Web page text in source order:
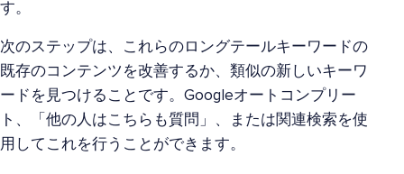
す。
次のステップは、これらのロングテールキーワードの
既存のコンテンツを改善するか、類似の新しいキーワ
ードを見つけることです。Googleオートコンプリー
ト、「他の人はこちらも質問」、または関連検索を使
用してこれを行うことができます。